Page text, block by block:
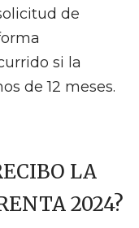
de
si la
de 12 meses.
LA
2024?